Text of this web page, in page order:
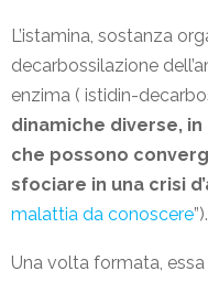
L’istamina, sostanza
decarbossilazione
enzima ( istidin-
dinamiche diverse,
che possono
sfociare in una crisi
malattia da conoscere”).
Una volta formata,